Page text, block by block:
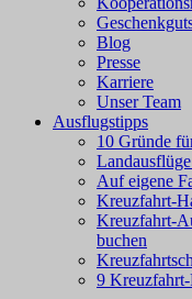
Blog
Presse
Karriere
Unser Team
Ausflugstipps
10 Gründe
Auf eigene
Kreuzfahrt-
Kreuzfahrt-
buchen
9